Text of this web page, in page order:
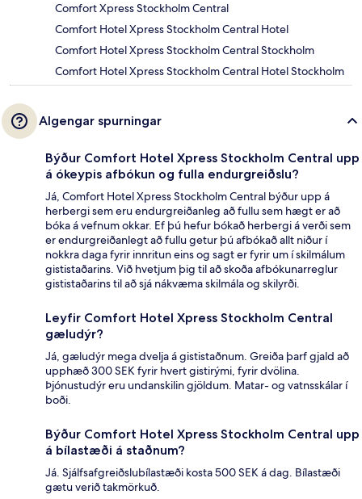
Comfort Xpress Stockholm Central
Comfort Hotel Xpress Stockholm Central Hotel
Comfort Hotel Xpress Stockholm Central Stockholm
Comfort Hotel Xpress Stockholm Central Hotel Stockholm
Algengar spurningar
Býður Comfort Hotel Xpress Stockholm Central upp
á ókeypis afbókun og fulla endurgreiðslu?
Já, Comfort Hotel Xpress Stockholm Central býður upp á
herbergi sem eru endurgreiðanleg að fullu sem hægt er að
bóka á vefnum okkar. Ef þú hefur bókað herbergi á verði sem
er endurgreiðanlegt að fullu getur þú afbókað allt niður í
nokkra daga fyrir innritun eins og sagt er fyrir um í skilmálum
gististaðarins. Við hvetjum þig til að skoða afbókunarreglur
gististaðarins til að sjá nákvæma skilmála og skilyrði.
Leyfir Comfort Hotel Xpress Stockholm Central
gæludýr?
Já, gæludýr mega dvelja á gististaðnum. Greiða þarf gjald að
upphæð 300 SEK fyrir hvert gistirými, fyrir dvölina.
Þjónustudýr eru undanskilin gjöldum. Matar- og vatnsskálar í
boði.
Býður Comfort Hotel Xpress Stockholm Central upp
á bílastæði á staðnum?
Já. Sjálfsafgreiðslubílastæði kosta 500 SEK á dag. Bílastæði
gætu verið takmörkuð.